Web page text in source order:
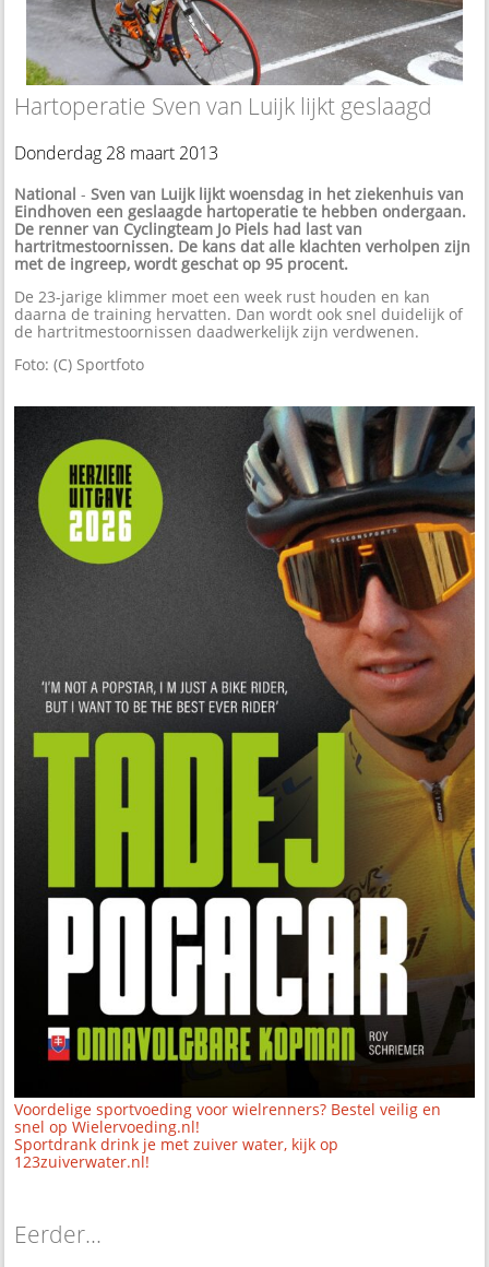
Hartoperatie Sven van Luijk lijkt geslaagd
Donderdag 28 maart 2013
National -Sven van Luijk lijkt woensdag in het ziekenhuis van
Eindhoven een geslaagde hartoperatie te hebben ondergaan.
De renner van Cyclingteam Jo Piels had last van
hartritmestoornissen. De kans dat alle klachten verholpen zijn
met de ingreep, wordt geschat op 95 procent.
De 23-jarige klimmer moet een week rust houden en kan
daarna de training hervatten. Dan wordt ook snel duidelijk of
de hartritmestoornissen daadwerkelijk zijn verdwenen.
Foto: (C) Sportfoto
Voordelige sportvoeding voor wielrenners? Bestel veilig en
snel op Wielervoeding.nl!
Sportdrank drink je met zuiver water, kijk op
123zuiverwater.nl!
Eerder...